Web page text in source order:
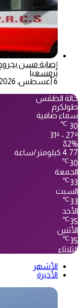
إصابة مسن
ترمسعيا
6 أغسطس، 2026
حالة الطقس
طولكرم
سماء صافية
30
℃
31º - 27º
82%
4.77 كيلومتر/ساعة
30
℃
الجمعة
33
℃
السبت
33
℃
الأحد
35
℃
الأثنين
35
℃
الثلاثاء
الأشهر
الأخيرة